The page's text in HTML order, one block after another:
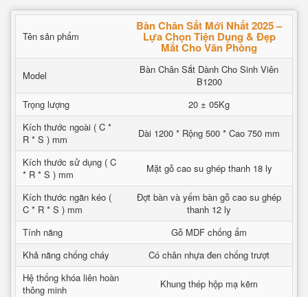
Tên sản phẩm
Bàn Chân Sắt Mới Nhất 2025 –
Lựa Chọn Tiện Dụng & Đẹp
Mắt Cho Văn Phòng
Model
Bàn Chân Sắt Dành Cho Sinh Viên
B1200
Trọng lượng
20 ± 05Kg
Kích thước ngoài ( C *
R * S ) mm
Dài 1200 * Rộng 500 * Cao 750 mm
Kích thước sử dụng ( C
* R * S ) mm
Mặt gỗ cao su ghép thanh 18 ly
Kích thước ngăn kéo (
C * R * S ) mm
Đợt bàn và yếm bàn gỗ cao su ghép
thanh 12 ly
Tính năng
Gỗ MDF chống ẩm
Khả năng chống cháy
Có chân nhựa đen chống trượt
Hệ thống khóa liên hoàn
thông minh
Khung thép hộp mạ kẽm